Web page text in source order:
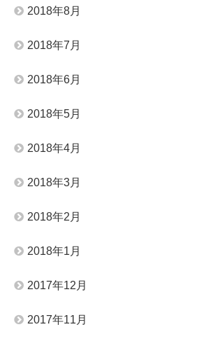
2018年8月
2018年7月
2018年6月
2018年5月
2018年4月
2018年3月
2018年2月
2018年1月
2017年12月
2017年11月